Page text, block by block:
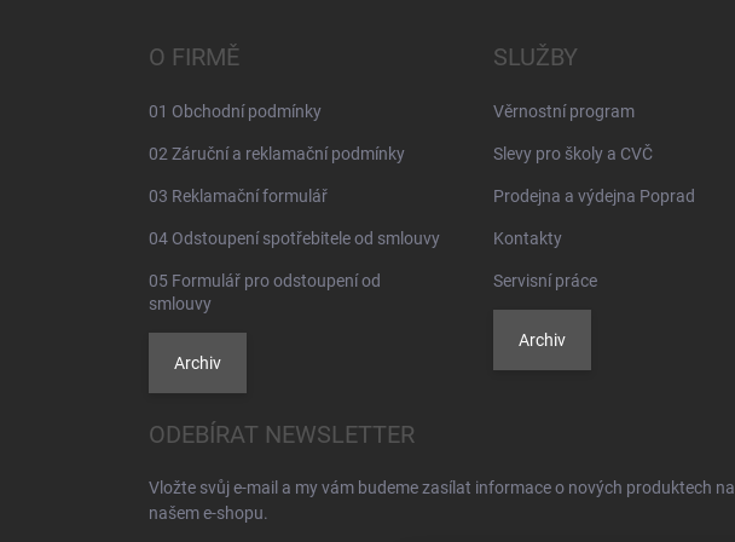
O FIRMĚ
01 Obchodní podmínky
02 Záruční a reklamační podmínky
03 Reklamační formulář
04 Odstoupení spotřebitele od smlouvy
05 Formulář pro odstoupení od
smlouvy
Archiv
SLUŽBY
Věrnostní program
Slevy pro školy a CVČ
Prodejna a výdejna Poprad
Kontakty
Servisní práce
Archiv
ODEBÍRAT NEWSLETTER
Vložte svůj e-mail a my vám budeme zasílat informace o nových produktech na
našem e-shopu.